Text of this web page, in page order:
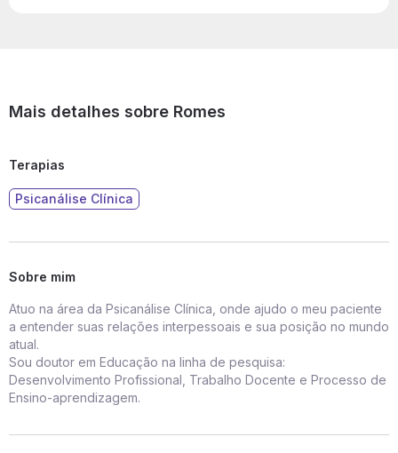
Mais detalhes sobre Romes
Terapias
Psicanálise Clínica
Sobre mim
Atuo na área da Psicanálise Clínica, onde ajudo o meu paciente
a entender suas relações interpessoais e sua posição no mundo
atual.
Sou doutor em Educação na linha de pesquisa:
Desenvolvimento Profissional, Trabalho Docente e Processo de
Ensino-aprendizagem.